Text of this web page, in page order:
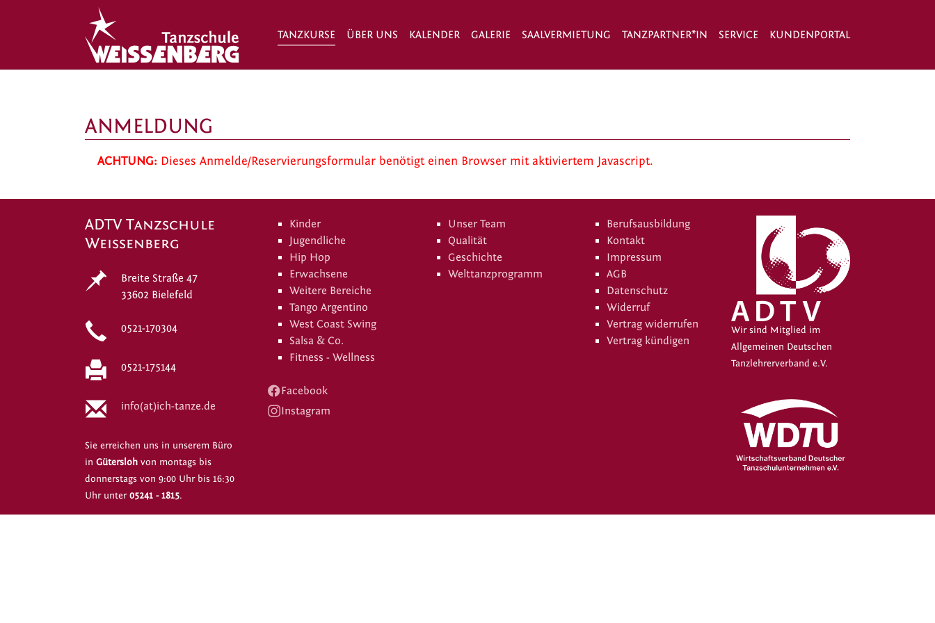
TANZKURSE ÜBER UNS KALENDER GALERIE SAALVERMIETUNG TANZPARTNER*IN SERVICE KUNDENPORTAL
ANMELDUNG
ACHTUNG: Dieses Anmelde/Reservierungsformular benötigt einen Browser mit aktiviertem Javascript.
ADTV Tanzschule
Weissenberg
Breite Straße 47
33602 Bielefeld
0521-170304
0521-175144
info(at)ich-tanze.de
Sie erreichen uns in unserem Büro
in Gütersloh von montags bis
donnerstags von 9:00 Uhr bis 16:30
Uhr unter05241 - 1815.
Kinder
Jugendliche
Hip Hop
Erwachsene
Weitere Bereiche
Tango Argentino
West Coast Swing
Salsa & Co.
Fitness - Wellness
Unser Team
Qualität
Geschichte
Welttanzprogramm
Facebook
Instagram
Berufsausbildung
Kontakt
Impressum
AGB
Datenschutz
Widerruf
Vertrag widerrufen
Vertrag kündigen
Wir sind Mitglied im
Allgemeinen Deutschen
Tanzlehrerverband e.V.